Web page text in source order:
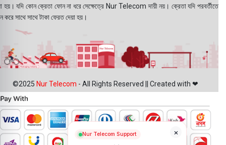
হয়। যদি কোন ক্রেতা ফোন না ধরে সেক্ষেত্রে Nur Telecom দায়ী নয়। ক্রেতা যদি পরবর্তীতে
করে সাথে সাথে টাকা ফেরত দেয়া হয়।
©2025 Nur Telecom - All Rights Reserved || Created with ❤
×
Nur Telecom Support